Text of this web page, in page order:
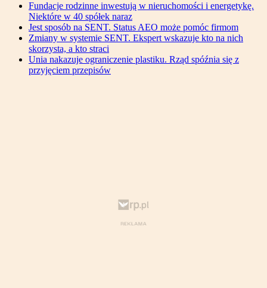
Fundacje rodzinne inwestują w nieruchomości i energetykę.
Niektóre w 40 spółek naraz
Jest sposób na SENT. Status AEO może pomóc firmom
Zmiany w systemie SENT. Ekspert wskazuje kto na nich
skorzysta, a kto straci
Unia nakazuje ograniczenie plastiku. Rząd spóźnia się z
przyjęciem przepisów